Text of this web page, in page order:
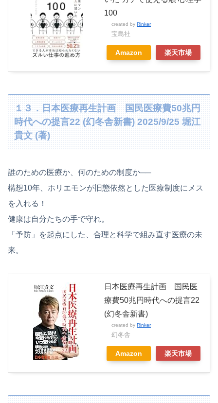
100
created by Rinker
宝島社
Amazon 楽天市場
１３．日本医療再生計画 国民医療費50兆円
時代への提言22 (幻冬舎新書) 2025/9/25 堀江
貴文 (著)
誰のための医療か、何のための制度か──
構想10年、ホリエモンが旧態依然とした医療制度にメス
を入れる！
健康は自分たちの手で守れ。
「予防」を起点にした、合理と科学で組み直す医療の未
来。
日本医療再生計画 国民医
療費50兆円時代への提言22
(幻冬舎新書)
created by Rinker
幻冬舎
Amazon 楽天市場